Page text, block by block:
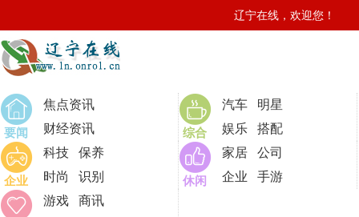
辽宁在线，欢迎您！
要闻
焦点资讯
财经资讯
综合
汽车
明星
娱乐
搭配
企业
科技
保养
时尚
识别 休闲
家居
公司
企业
手游
游戏
商讯